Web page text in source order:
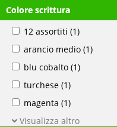
Colore scrittura
12 assortiti (1)
arancio medio (1)
blu cobalto (1)
turchese (1)
magenta (1)
Visualizza altro